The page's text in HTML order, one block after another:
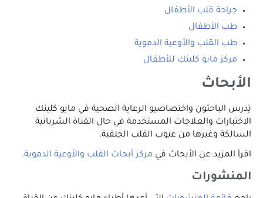
جراحة قلب الأطفال
طب الأطفال
طب القلب والأوعية الدموية
مركز مايو كلينك للأطفال
الأبحاث
يَدرس الباحثون واختصاصيو الرعاية الصحية في مايو كلينك
الاختبارات والعلاجات المستخدمة في حال القناة الشريانية
السالكة وغيرها من عيوب القلب الخِلقية.
اقرأ المزيد عن الأبحاث في مركز أبحاث القلب والأوعية الدموية.
المنشورات